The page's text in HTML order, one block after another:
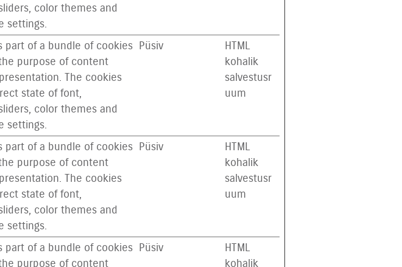
color themes and
settings.
part of a bundle of cookies
purpose of content
The cookies
state of font,
color themes and
settings.
Püsiv
HTML
kohalik
salvestusr
uum
part of a bundle of cookies
purpose of content
The cookies
state of font,
color themes and
settings.
Püsiv
HTML
kohalik
salvestusr
uum
part of a bundle of cookies
purpose of content
Püsiv
HTML
kohalik